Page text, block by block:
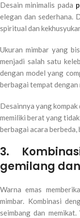
Desain minimalis pada
elegan dan sederhana.
spiritual dan
Ukuran mimbar yang
menjadi salah satu
dengan model yang
berbagai tempat
Desainnya yang
memiliki berat yang
berbagai acara berbeda,
3.
gemilang
Warna emas
mimbar. Kombinasi
seimbang dan